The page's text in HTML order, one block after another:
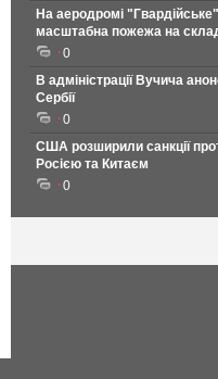
На аеродромі
масштабна пожежа на
0
В адміністрації Вучича
Сербії
0
США розширили санкції
Росією та Китаєм
0